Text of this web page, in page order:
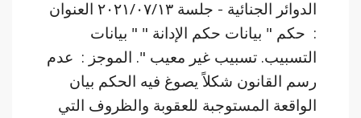
الدوائر الجنائية - جلسة ٢٠٢١/٠٧/١٣ العنوان
: حكم " بيانات حكم الإدانة " " بيانات
التسبيب. تسبيب غير معيب ". الموجز : عدم
رسم القانون شكلاً يصوغ فيه الحكم بيان
الواقعة المستوجبة للعقوبة والظروف التي